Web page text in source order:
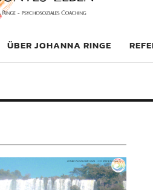
ÜBER JOHANNA RINGE